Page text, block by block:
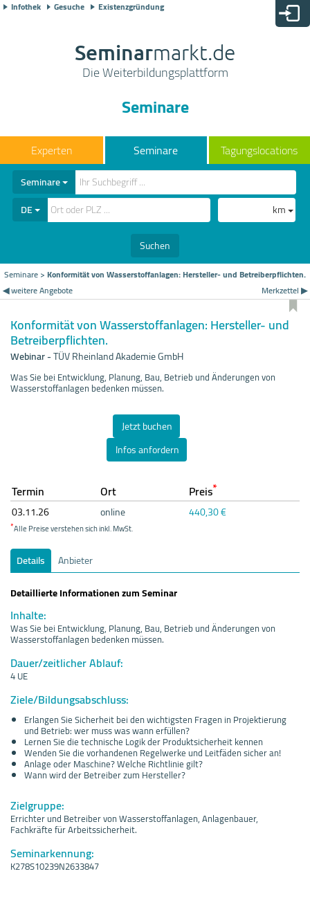
Infothek Gesuche Existenzgründung
Seminarmarkt.de
Die Weiterbildungsplattform
Seminare
Seminare Tagungslocations
Seminare
DE
km
Suchen
Seminare> Konformität von Wasserstoffanlagen: Hersteller- und Betreiberpflichten.
◀ weitere Angebote
Merkzettel ▶
Konformität von Wasserstoffanlagen: Hersteller- und
Betreiberpflichten.
Webinar-TÜV Rheinland Akademie GmbH
Was Sie bei Entwicklung, Planung, Bau, Betrieb und Änderungen von
Wasserstoffanlagen bedenken müssen.
Jetzt buchen
Infos anfordern
Termin Ort Preis*
03.11.26 online 440,30 €
*Alle Preise verstehen sich inkl. MwSt.
Details
Anbieter
Detaillierte Informationen zum Seminar
Inhalte:
Was Sie bei Entwicklung, Planung, Bau, Betrieb und Änderungen von
Wasserstoffanlagen bedenken müssen.
Dauer/zeitlicher Ablauf:
4 UE
Ziele/Bildungsabschluss:
Erlangen Sie Sicherheit bei den wichtigsten Fragen in Projektierung
und Betrieb: wer muss was wann erfüllen?
Lernen Sie die technische Logik der Produktsicherheit kennen
Wenden Sie die vorhandenen Regelwerke und Leitfäden sicher an!
Anlage oder Maschine? Welche Richtlinie gilt?
Wann wird der Betreiber zum Hersteller?
Zielgruppe:
Errichter und Betreiber von Wasserstoffanlagen, Anlagenbauer,
Fachkräfte für Arbeitssicherheit.
Seminarkennung:
K278S10239N2633847